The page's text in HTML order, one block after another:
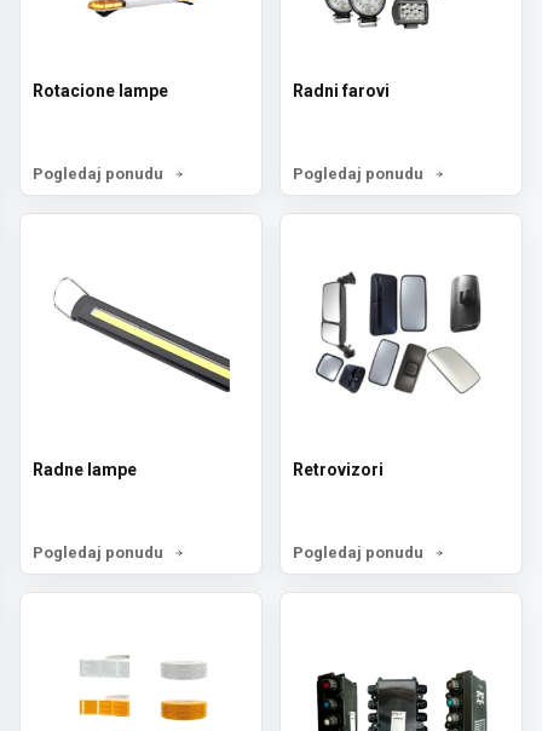
Rotacione lampe
Pogledaj ponudu
Radni farovi
Pogledaj ponudu
Radne lampe
Pogledaj ponudu
Retrovizori
Pogledaj ponudu